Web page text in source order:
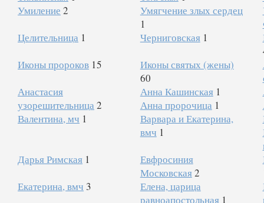
Умиление 2
Умягчение злых сердец
1
Целительница 1 Черниговская 1
Иконы пророков 15
Иконы святых (жены)
60
Анастасия
узорешительница 2
Анна Кашинская 1
Анна пророчица 1
Валентина, мч 1
Варвара и Екатерина,
вмч 1
Дарья Римская 1
Евфросиния
Московская2
Екатерина, вмч 3
Елена, царица
равноапостольная 1